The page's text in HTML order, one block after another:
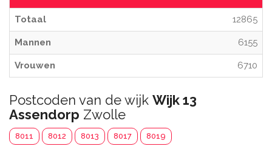
Totaal 12865
Mannen 6155
Vrouwen 6710
Postcoden van de wijk Wijk 13
Assendorp Zwolle
8011 8012 8013 8017 8019